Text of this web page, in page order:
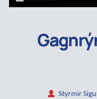
Styrmir